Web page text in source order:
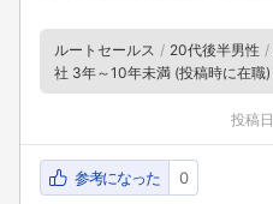
ルートセールス 20代後半男性
社 3年～10年未満 (投稿時に在職)
投稿
参考になった 0